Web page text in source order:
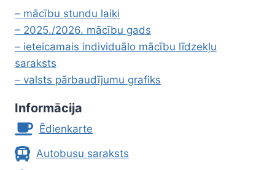
– mācību stundu laiki
– 2025./2026. mācību gads
– ieteicamais individuālo mācību līdzekļu
saraksts
– valsts pārbaudījumu grafiks
Informācija
Ēdienkarte
Autobusu saraksts